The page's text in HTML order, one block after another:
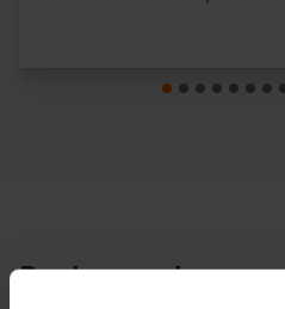
Restaurantes